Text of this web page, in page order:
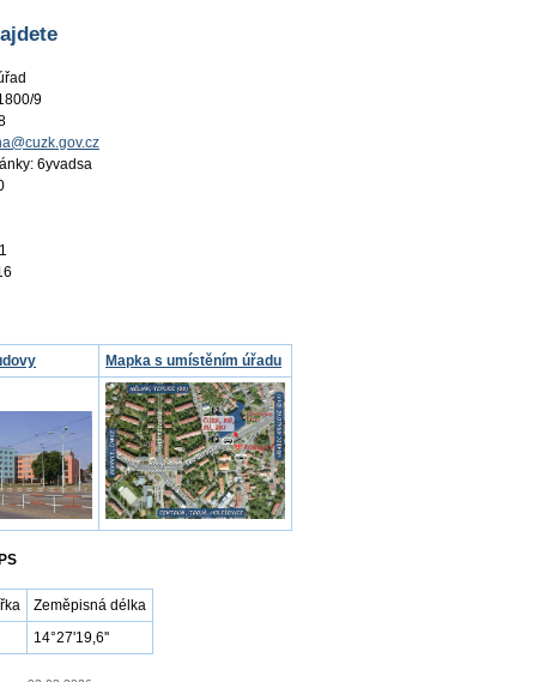
9
6yvadsa
Mapka s umístěním úřadu
Zeměpisná délka
14°27'19,6''